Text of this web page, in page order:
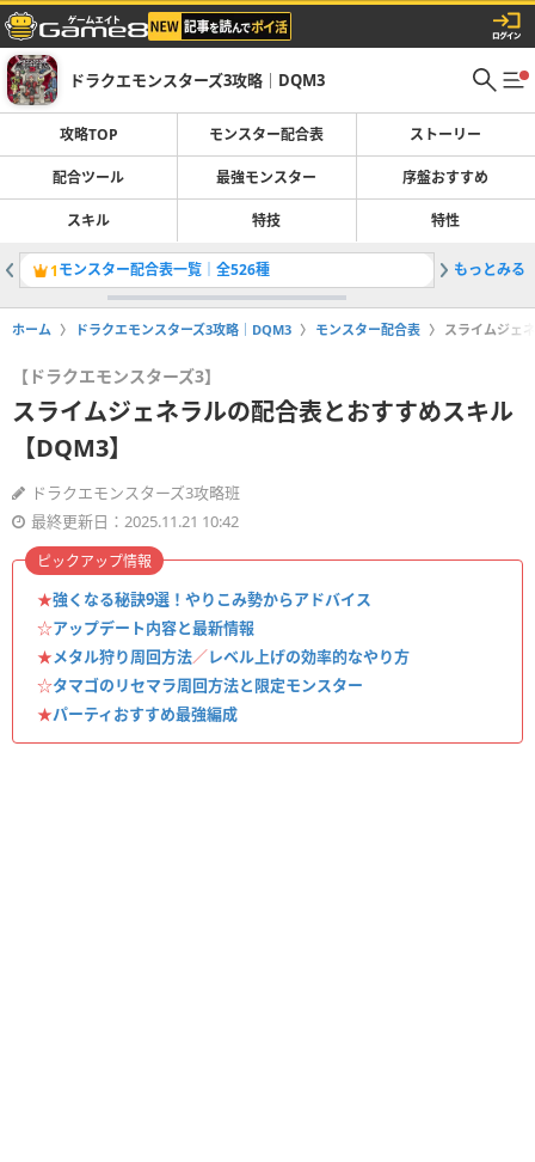
ドラクエモンスターズ3攻略｜DQM3
攻略TOP モンスター配合表 ストーリー
配合ツール 最強モンスター 序盤おすすめ
スキル 特技 特性
1モンスター配合表一覧｜全526種 2ゴッド
もっとみる
ホーム ドラクエモンスターズ3攻略｜DQM3 モンスター配合表 スライムジェ
【ドラクエモンスターズ3】
スライムジェネラルの配合表とおすすめスキル
【DQM3】
ドラクエモンスターズ3攻略班
最終更新日：2025.11.21 10:42
★強くなる秘訣9選！やりこみ勢からアドバイス
☆アップデート内容と最新情報
★メタル狩り周回方法／レベル上げの効率的なやり方
☆タマゴのリセマラ周回方法と限定モンスター
★パーティおすすめ最強編成
ピックアップ情報